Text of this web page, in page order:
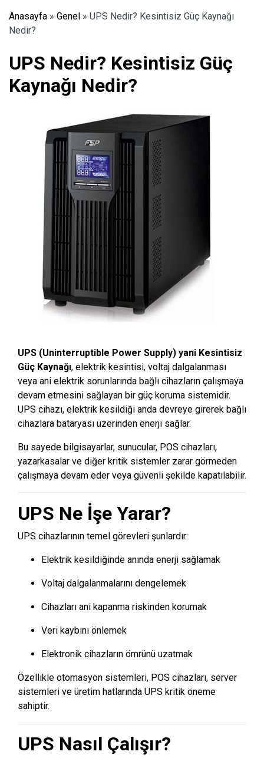
Anasayfa » Genel » UPS Nedir? Kesintisiz Güç Kaynağı
Nedir?
UPS Nedir? Kesintisiz Güç
Kaynağı Nedir?
UPS (Uninterruptible Power Supply) yani Kesintisiz
Güç Kaynağı, elektrik kesintisi, voltaj dalgalanması
veya ani elektrik sorunlarında bağlı cihazların çalışmaya
devam etmesini sağlayan bir güç koruma sistemidir.
UPS cihazı, elektrik kesildiği anda devreye girerek bağlı
cihazlara bataryası üzerinden enerji sağlar.
Bu sayede bilgisayarlar, sunucular, POS cihazları,
yazarkasalar ve diğer kritik sistemler zarar görmeden
çalışmaya devam eder veya güvenli şekilde kapatılabilir.
UPS Ne İşe Yarar?
UPS cihazlarının temel görevleri şunlardır:
Elektrik kesildiğinde anında enerji sağlamak
Voltaj dalgalanmalarını dengelemek
Cihazları ani kapanma riskinden korumak
Veri kaybını önlemek
Elektronik cihazların ömrünü uzatmak
Özellikle otomasyon sistemleri, POS cihazları, server
sistemleri ve üretim hatlarında UPS kritik öneme
sahiptir.
UPS Nasıl Çalışır?